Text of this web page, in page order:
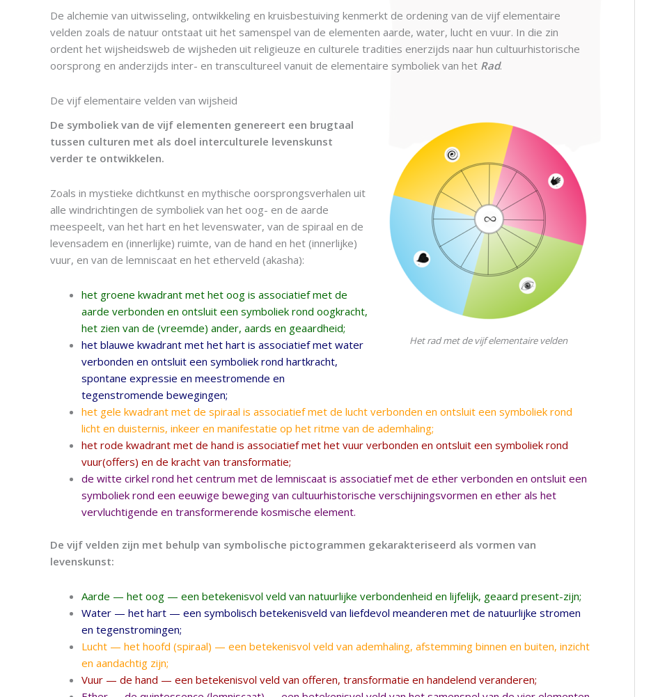
De alchemie van uitwisseling, ontwikkeling en kruisbestuiving kenmerkt de ordening van de vijf elementaire
velden zoals de natuur ontstaat uit het samenspel van de elementen aarde, water, lucht en vuur. In die zin
ordent het wijsheidsweb de wijsheden uit religieuze en culturele tradities enerzijds naar hun cultuurhistorische
oorsprong en anderzijds inter- en transcultureel vanuit de elementaire symboliek van het Rad.
De vijf elementaire velden van wijsheid
Het rad met de vijf elementaire velden
De symboliek van de vijf elementen genereert een brugtaal
tussen culturen met als doel interculturele levenskunst
verder te ontwikkelen.
Zoals in mystieke dichtkunst en mythische oorsprongsverhalen uit
alle windrichtingen de symboliek van het oog- en de aarde
meespeelt, van het hart en het levenswater, van de spiraal en de
levensadem en (innerlijke) ruimte, van de hand en het (innerlijke)
vuur, en van de lemniscaat en het etherveld (akasha):
het groene kwadrant met het oog is associatief met de
aarde verbonden en ontsluit een symboliek rond oogkracht,
het zien van de (vreemde) ander, aards en geaardheid;
het blauwe kwadrant met het hart is associatief met water
verbonden en ontsluit een symboliek rond hartkracht,
spontane expressie en meestromende en
tegenstromende bewegingen;
het gele kwadrant met de spiraal is associatief met de lucht verbonden en ontsluit een symboliek rond
licht en duisternis, inkeer en manifestatie op het ritme van de ademhaling;
het rode kwadrant met de hand is associatief met het vuur verbonden en ontsluit een symboliek rond
vuur(offers) en de kracht van transformatie;
de witte cirkel rond het centrum met de lemniscaat is associatief met de ether verbonden en ontsluit een
symboliek rond een eeuwige beweging van cultuurhistorische verschijningsvormen en ether als het
vervluchtigende en transformerende kosmische element.
De vijf velden zijn met behulp van symbolische pictogrammen gekarakteriseerd als vormen van
levenskunst:
Aarde — het oog — een betekenisvol veld van natuurlijke verbondenheid en lijfelijk, geaard present-zijn;
Water — het hart — een symbolisch betekenisveld van liefdevol meanderen met de natuurlijke stromen
en tegenstromingen;
Lucht — het hoofd (spiraal) — een betekenisvol veld van ademhaling, afstemming binnen en buiten, inzicht
en aandachtig zijn;
Vuur — de hand — een betekenisvol veld van offeren, transformatie en handelend veranderen;